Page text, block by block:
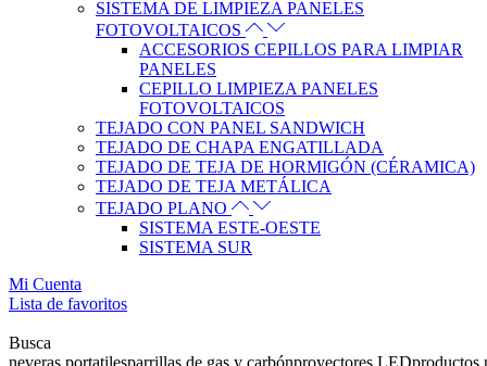
SISTEMA DE LIMPIEZA PANELES
FOTOVOLTAICOS
ACCESORIOS CEPILLOS PARA LIMPIAR
PANELES
CEPILLO LIMPIEZA PANELES
FOTOVOLTAICOS
TEJADO CON PANEL SANDWICH
TEJADO DE CHAPA ENGATILLADA
TEJADO DE TEJA DE HORMIGÓN (CÉRAMICA)
TEJADO DE TEJA METÁLICA
TEJADO PLANO
SISTEMA ESTE-OESTE
SISTEMA SUR
Mi Cuenta
Lista de favoritos
Busca
neveras portatilesparrillas de gas y carbónproyectores LEDproductos